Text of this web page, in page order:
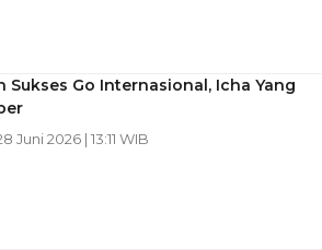
Sukses Go Internasional, Icha Yang
Juni 2026 | 13:11 WIB